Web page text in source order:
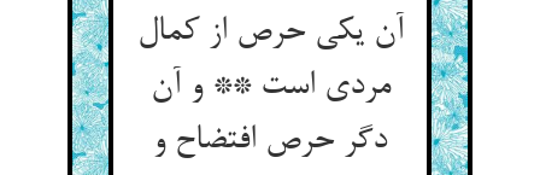
آن یکی حرص از کمال
مردی است ** و آن
دگر حرص افتضاح و